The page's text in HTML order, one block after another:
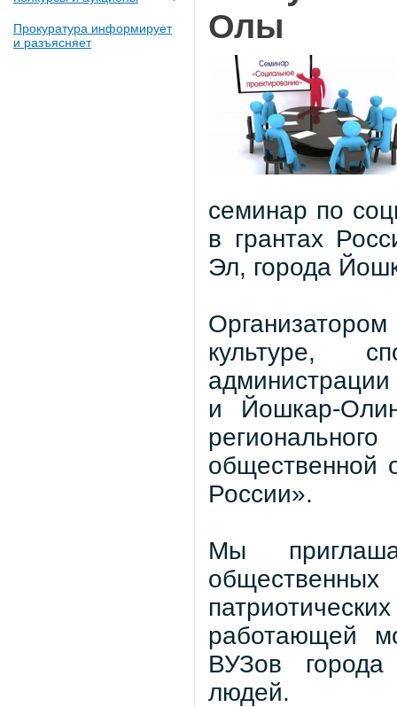
Прокуратура информирует
и разъясняет
Олы
семинар по
в грантах
Эл, города
культуре,
и Йошкар-
общественной
России».
Мы
работающей
ВУЗов
людей.